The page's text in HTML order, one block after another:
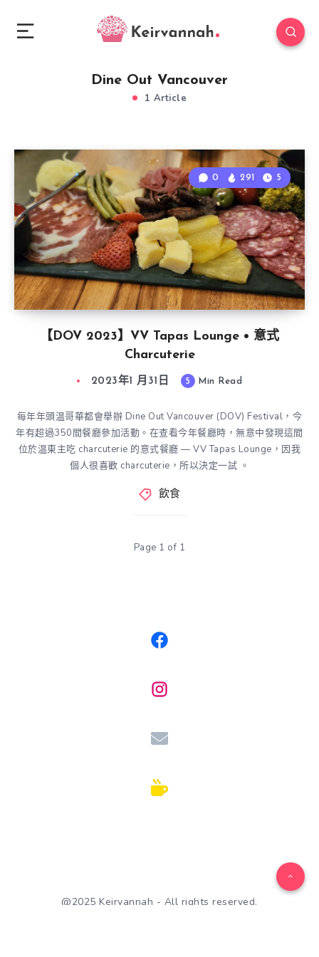
Dine Out Vancouver
1 Article
【DOV 2023】VV Tapas Lounge • 意式
Charcuterie
0 291 5
2023年1 月31日 5 Min Read
每年年頭温哥華都會舉辦 Dine Out Vancouver (DOV) Festival，今
年有超過350間餐廳參加活動。在查看今年餐廳時，無意中發現這間
位於温東主吃 charcuterie 的意式餐廳 — VV Tapas Lounge，因我
個人很喜歡 charcuterie，所以決定一試 。
飲食
Page 1 of 1
@2025 Keirvannah - All rights reserved.